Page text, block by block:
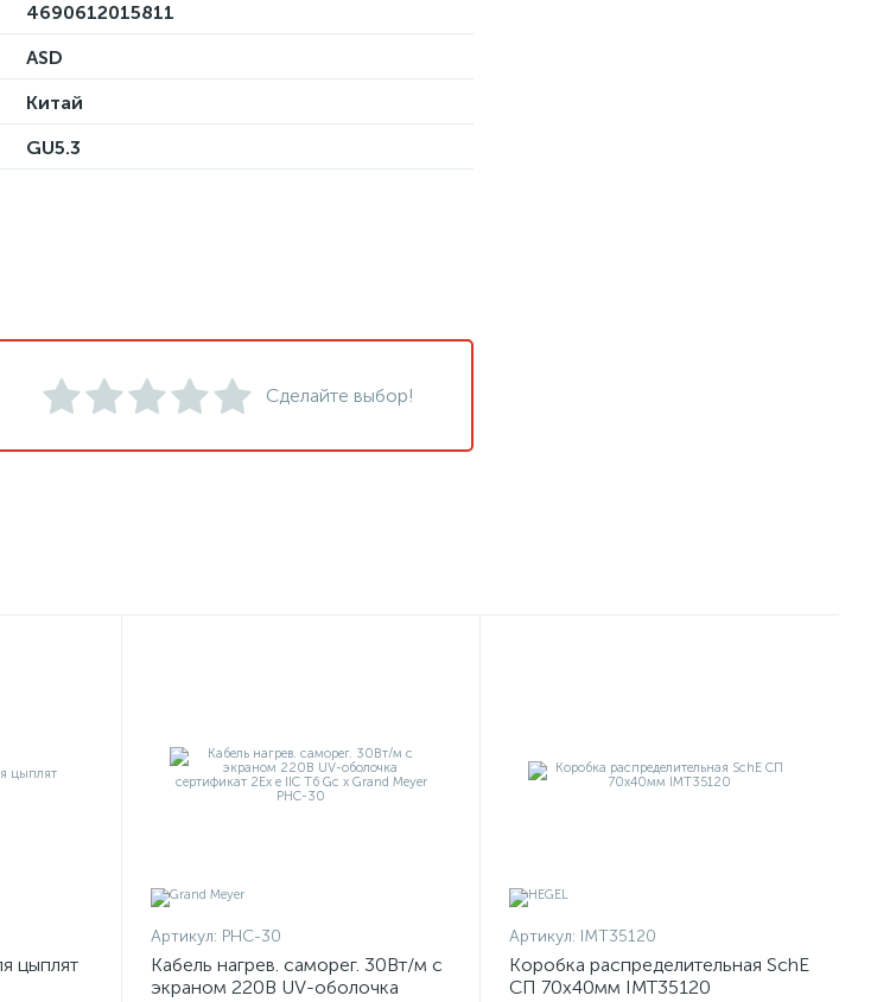
4690612015811
ASD
Китай
GU5.3
Сделайте выбор!
цыплят
Артикул: PHC-30
Кабель нагрев. саморег. 30Вт/м с
экраном 220В UV-оболочка
Артикул: IMT35120
Коробка распределительная SchE
СП 70х40мм IMT35120